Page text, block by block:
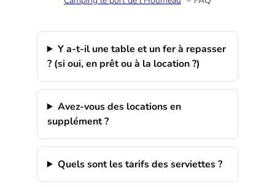
Y a-t-il une table et un fer à repasser
? (si oui, en prêt ou à la location ?)
Avez-vous des locations en
supplément ?
Quels sont les tarifs des serviettes ?